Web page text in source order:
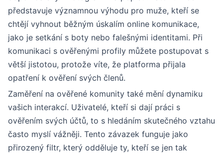
představuje významnou výhodu pro muže, kteří se
chtějí vyhnout běžným úskalím online komunikace,
jako je setkání s boty nebo falešnými identitami. Při
komunikaci s ověřenými profily můžete postupovat s
větší jistotou, protože víte, že platforma přijala
opatření k ověření svých členů.
Zaměření na ověřené komunity také mění dynamiku
vašich interakcí. Uživatelé, kteří si dají práci s
ověřením svých účtů, to s hledáním skutečného vztahu
často myslí vážněji. Tento závazek funguje jako
přirozený filtr, který odděluje ty, kteří se jen tak